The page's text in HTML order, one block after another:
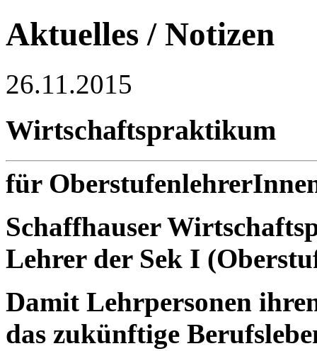
Aktuelles / Notizen
26.11.2015
Wirtschaftspraktikum
für
Schaffhauser
Lehrer der Sek I
Damit Lehrpersonen
das zukünftige